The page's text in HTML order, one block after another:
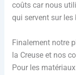
coûts car nous
qui servent sur les
Finalement notre
la Creuse et nos
Pour les